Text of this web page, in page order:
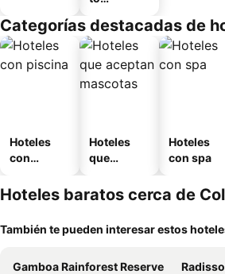
o
Categorías destacadas de
Hoteles
con
Hoteles
que
mascotas
Hoteles
con spa
Hoteles baratos cerca de
También te pueden interesar estos
Gamboa Rainforest Reserve
Radisson Colon